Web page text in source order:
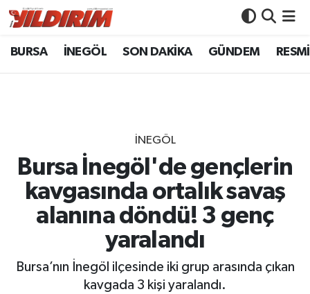
BURSA İNEGÖL SON DAKİKA GÜNDEM
İNEGÖL
Bursa İnegöl'de gençlerin
kavgasında ortalık savaş
alanına döndü! 3 genç
yaralandı
Bursa’nın İnegöl ilçesinde iki grup arasında çıkan
kavgada 3 kişi yaralandı.
BURSA
GÜNDEM
RESMİ İLANLAR
SİYASET
Bursa Nöbetçi Eczaneler
Bursa Trafik Yoğunluk Haritası
Süper Lig Puan Durumu ve Fikstür
Son Dakika Haberleri